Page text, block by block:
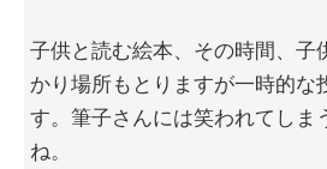
子供と読む絵本、その時間、子
かり場所もとりますが一時的な
す。筆子さんには笑われてしま
ね。